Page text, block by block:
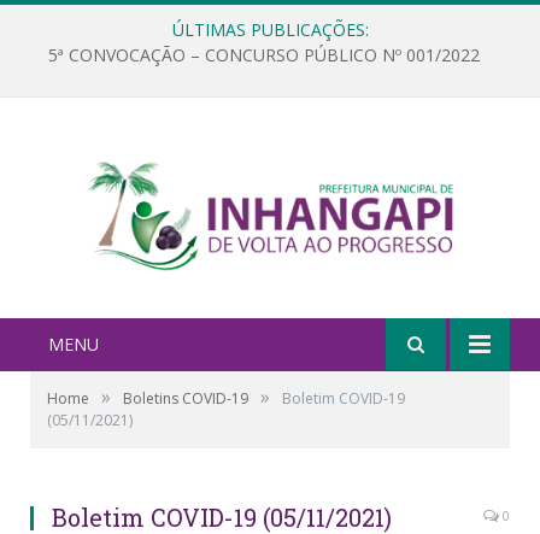
ÚLTIMAS PUBLICAÇÕES:
5ª CONVOCAÇÃO – CONCURSO PÚBLICO Nº 001/2022
MENU
Home » Boletins COVID-19 »
Boletim COVID-19
(05/11/2021)
Boletim COVID-19 (05/11/2021) 0